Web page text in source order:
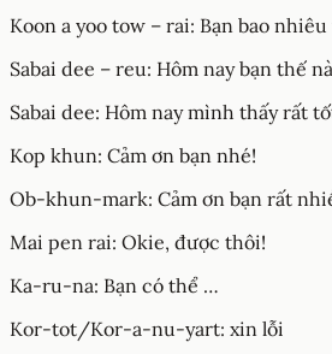
Koon a yoo tow – rai: Bạn bao
Sabai dee – reu: Hôm nay bạn thế
Sabai dee: Hôm nay mình thấy rất
Kop khun: Cảm ơn bạn nhé!
Ob-khun-mark: Cảm ơn bạn rất
Mai pen rai: Okie, được thôi!
Ka-ru-na: Bạn có thể …
Kor-tot/Kor-a-nu-yart: xin lỗi